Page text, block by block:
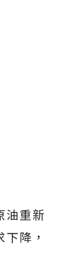
油重新
降，